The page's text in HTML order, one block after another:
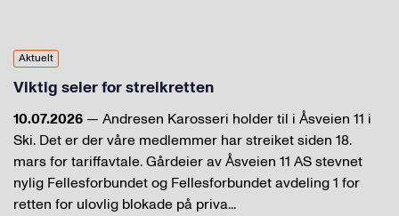
Aktuelt
Viktig seier for streikretten
10.07.2026 — Andresen Karosseri holder til i Åsveien 11 i
Ski. Det er der våre medlemmer har streiket siden 18.
mars for tariffavtale. Gårdeier av Åsveien 11 AS stevnet
nylig Fellesforbundet og Fellesforbundet avdeling 1 for
retten for ulovlig blokade på priva...